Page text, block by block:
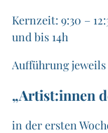
Kernzeit: 9:30 –
und bis 14h
Aufführung
„Artist:innen
in der ersten